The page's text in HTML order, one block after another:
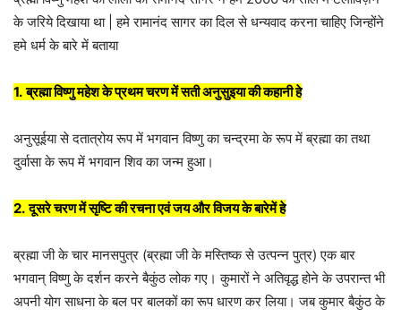
के जरिये दिखाया था | हमे रामानंद सागर का दिल से धन्यवाद करना चाहिए जिन्होंने
हमे धर्म के बारे में बताया
1. ब्रह्मा विष्णु महेश के प्रथम चरण में सती अनुसुइया की कहानी हे
अनुसूईया से दतात्रोय रूप में भगवान विष्णु का चन्द्रमा के रूप में ब्रह्मा का तथा
दुर्वासा के रूप में भगवान शिव का जन्म हुआ।
2. दूसरे चरण में सृष्टि की रचना एवं जय और विजय के बारेमें हे
ब्रह्मा जी के चार मानसपुत्र (ब्रह्मा जी के मस्तिष्क से उत्पन्न पुत्र) एक बार
भगवान् विष्णु के दर्शन करने बैकुंठ लोक गए। कुमारों ने अतिवृद्ध होने के उपरान्त भी
अपनी योग साधना के बल पर बालकों का रूप धारण कर लिया। जब कुमार बैकुंठ के